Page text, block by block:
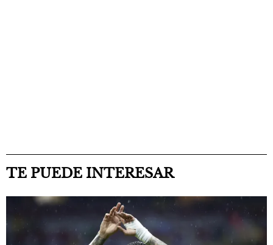
TE PUEDE INTERESAR